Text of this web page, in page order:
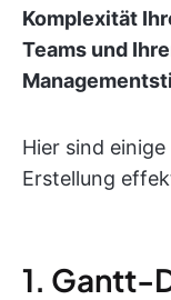
Komplexität
Teams und
Hier sind
Erstellung
1. Gantt-